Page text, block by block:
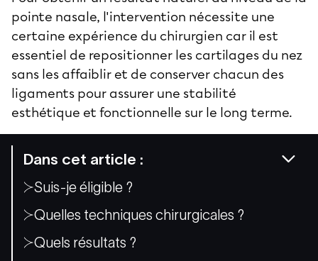
Dans cet article :
Suis-je éligible ?
Quelles techniques chirurgicales ?
Quels résultats ?
pointe nasale, l'intervention nécessite une
certaine expérience du chirurgien car il est
essentiel de repositionner les cartilages du nez
sans les affaiblir et de conserver chacun des
ligaments pour assurer une stabilité
esthétique et fonctionnelle sur le long terme.